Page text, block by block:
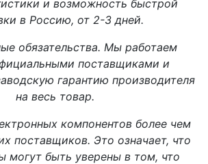
и возможность быстрой
в Россию, от 2-3 дней.
обязательства. Мы работаем
поставщиками и
гарантию производителя
на весь товар.
компонентов более чем
поставщиков. Это означает, что
могут быть уверены в том, что